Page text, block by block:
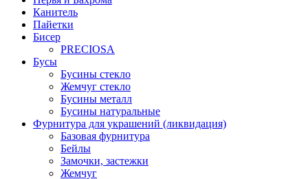
Канитель
Пайетки
Бисер
PRECIOSA
Бусы
Бусины стекло
Жемчуг стекло
Бусины металл
Бусины натуральные
Фурнитура для украшений (ликвидация)
Базовая фурнитура
Бейлы
Замочки, застежки
Жемчуг